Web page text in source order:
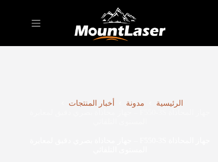
الرئيسية مدونة
أخبار المنتجات